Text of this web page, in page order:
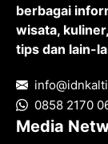
berbagai
wisata,
tips dan lain-
0858 2170
Media